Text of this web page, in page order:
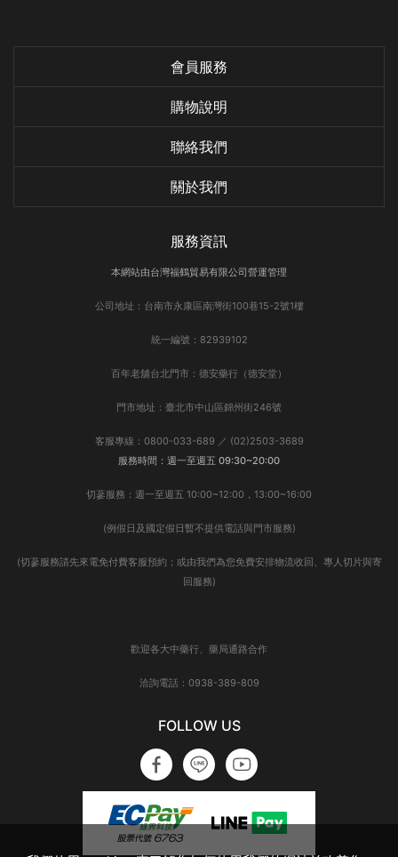
會員服務
購物說明
聯絡我們
關於我們
服務資訊
本網站由台灣福鶴貿易有限公司營運管理
公司地址：台南市永康區南灣街100巷15-2號1樓
統一編號：82939102
百年老舖台北門市：德安藥行（德安堂）
門市地址：臺北市中山區錦州街246號
客服專線：0800-033-689 ／ (02)2503-3689
服務時間：週一至週五 09:30~20:00
切蔘服務：週一至週五 10:00~12:00，13:00~16:00
(例假日及國定假日暫不提供電話與門市服務)
(切蔘服務請先來電免付費客服預約；或由我們為您免費安排物流收回、專人切片與寄
回服務)
歡迎各大中藥行、藥局通路合作
洽詢電話：0938-389-809
FOLLOW US